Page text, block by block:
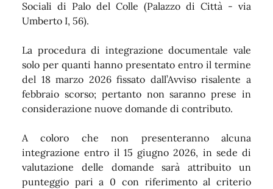
Sociali di Palo del Colle (Palazzo di Città - via
Umberto I, 56).
La procedura di integrazione documentale vale
solo per quanti hanno presentato entro il termine
del 18 marzo 2026 fissato dall’Avviso risalente a
febbraio scorso; pertanto non saranno prese in
considerazione nuove domande di contributo.
A coloro che non presenteranno alcuna
integrazione entro il 15 giugno 2026, in sede di
valutazione delle domande sarà attribuito un
punteggio pari a 0 con riferimento al criterio